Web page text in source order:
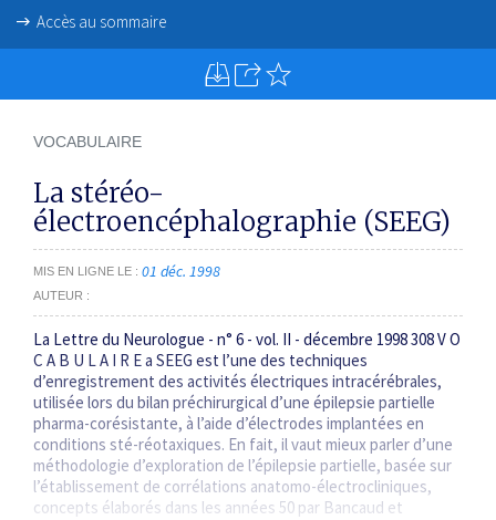
Accès au sommaire
VOCABULAIRE
La stéréo-
électroencéphalographie (SEEG)
MIS EN LIGNE LE 01 déc. 1998
AUTEUR
La Lettre du Neurologue - n° 6 - vol. II - décembre 1998 308 V O
C A B U L A I R E a SEEG est l’une des techniques
d’enregistrement des activités électriques intracérébrales,
utilisée lors du bilan préchirurgical d’une épilepsie partielle
pharma-corésistante, à l’aide d’électrodes implantées en
conditions sté-réotaxiques. En fait, il vaut mieux parler d’une
méthodologie d’exploration de l’épilepsie partielle, basée sur
l’établissement de corrélations anatomo-électrocliniques,
concepts élaborés dans les années 50 par Bancaud et